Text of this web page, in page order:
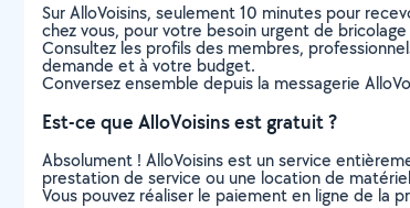
Sur AlloVoisins, seulement 10 minutes pour
chez vous, pour votre besoin urgent de
Consultez les profils des membres,
demande et à votre budget.
Conversez ensemble depuis la messagerie
Est-ce que AlloVoisins est gratuit ?
Absolument ! AlloVoisins est un service
prestation de service ou une location de
Vous pouvez réaliser le paiement en ligne de la